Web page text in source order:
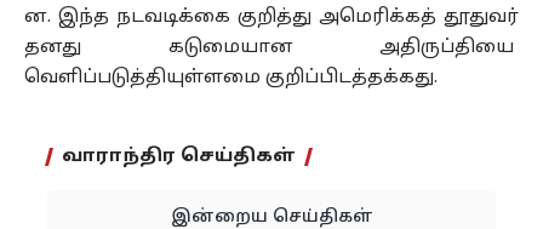
ன. இந்த நடவடிக்கை குறித்து அமெரிக்கத் தூதுவர்
தனது கடுமையான அதிருப்தியை
வெளிப்படுத்தியுள்ளமை குறிப்பிடத்தக்கது.
வாராந்திர செய்திகள்
இன்றைய செய்திகள்